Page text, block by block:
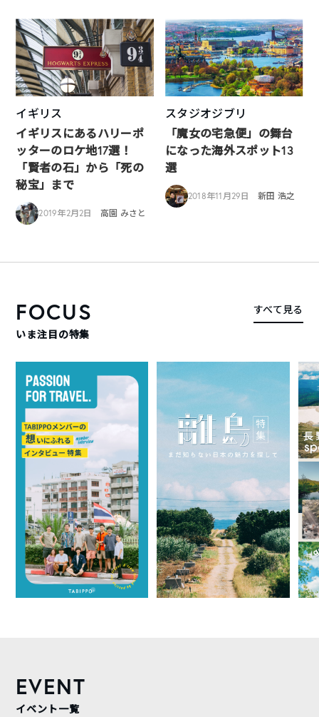
イギリス
イギリスにあるハリーポ
ッターのロケ地17選！
「賢者の石」から「死の
秘宝」まで
2019年2月2日 高園 みさと
スタジオジブリ
「魔女の宅急便」の舞台
になった海外スポット13
選
2018年11月29日 新田 浩之
FOCUS
いま注目の特集
すべて見る
EVENT
イベント一覧